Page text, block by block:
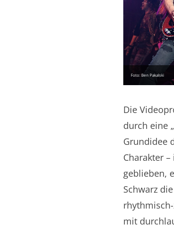
Foto: Ben Pakalski
Die
durch eine
Grundidee
Charakter
geblieben,
Schwarz
mit